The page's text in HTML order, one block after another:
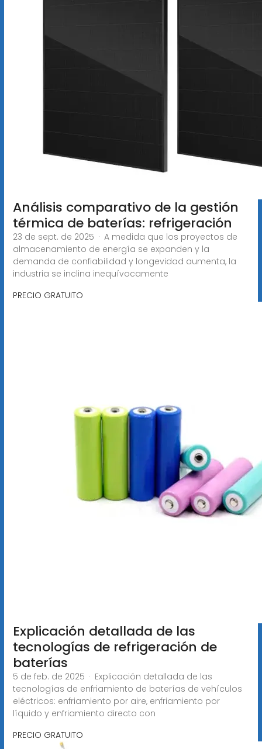
Análisis comparativo de la gestión
térmica de baterías: refrigeración
23 de sept. de 2025 · A medida que los proyectos de
almacenamiento de energía se expanden y la
demanda de confiabilidad y longevidad aumenta, la
industria se inclina inequívocamente
PRECIO GRATUITO
Explicación detallada de las
tecnologías de refrigeración de
baterías
5 de feb. de 2025 · Explicación detallada de las
tecnologías de enfriamiento de baterías de vehículos
eléctricos: enfriamiento por aire, enfriamiento por
líquido y enfriamiento directo con
PRECIO GRATUITO